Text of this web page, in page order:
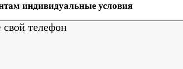
индивидуальные условия
телефон